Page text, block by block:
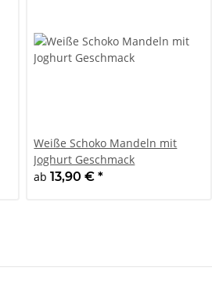
Weiße Schoko Mandeln mit
Joghurt Geschmack
ab13,90 €*